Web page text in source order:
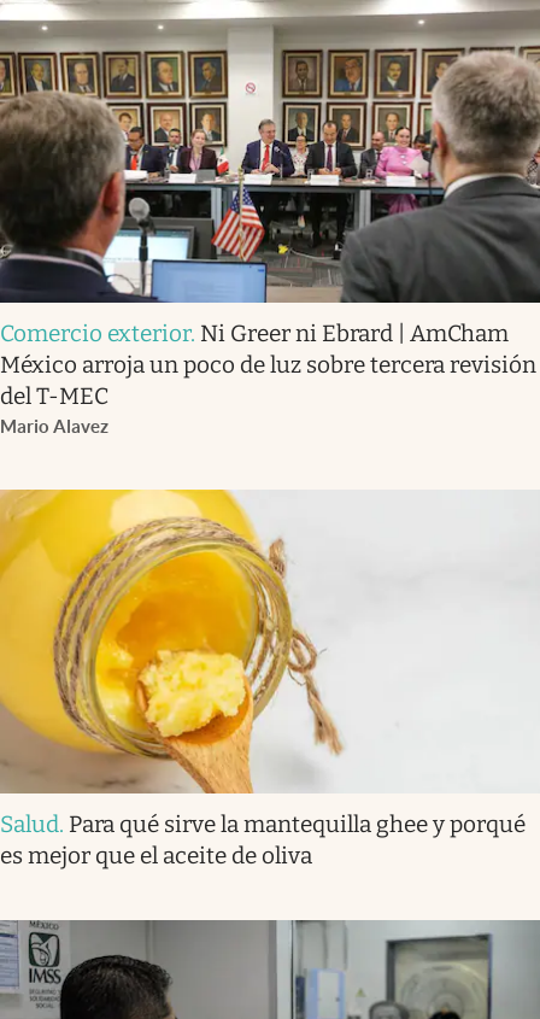
Comercio exterior. Ni Greer ni Ebrard | AmCham
México arroja un poco de luz sobre tercera revisión
del T-MEC
Mario Alavez
Salud. Para qué sirve la mantequilla ghee y porqué
es mejor que el aceite de oliva